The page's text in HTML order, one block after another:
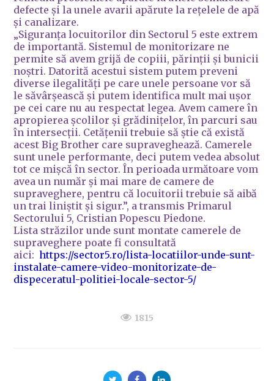
defecte și la unele avarii apărute la rețelele de apă
și canalizare.
„Siguranța locuitorilor din Sectorul 5 este extrem
de importantă. Sistemul de monitorizare ne
permite să avem grijă de copiii, părinții și bunicii
noștri. Datorită acestui sistem putem preveni
diverse ilegalități pe care unele persoane vor să
le săvârșească și putem identifica mult mai ușor
pe cei care nu au respectat legea. Avem camere în
apropierea școlilor și grădinițelor, în parcuri sau
în intersecții. Cetățenii trebuie să știe că există
acest Big Brother care supraveghează. Camerele
sunt unele performante, deci putem vedea absolut
tot ce mișcă în sector. În perioada următoare vom
avea un număr și mai mare de camere de
supraveghere, pentru că locuitorii trebuie să aibă
un trai liniștit și sigur.”, a transmis Primarul
Sectorului 5, Cristian Popescu Piedone.
Lista străzilor unde sunt montate camerele de
supraveghere poate fi consultată
aici:https://sector5.ro/lista-locatiilor-unde-sunt-
instalate-camere-video-monitorizate-de-
dispeceratul-politiei-locale-sector-5/
1815